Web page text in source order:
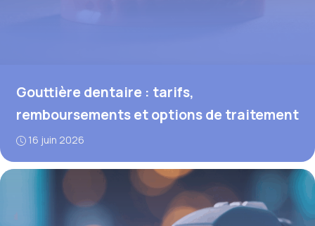
Gouttière dentaire : tarifs,
remboursements et options de traitement
16 juin 2026